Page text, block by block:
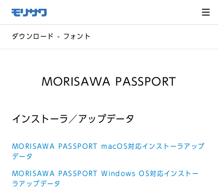
メ
ニュー
飛ばし
へ移動
ダウンロード - フォント
MORISAWA PASSPORT
インストーラ／アップデータ
MORISAWA PASSPORT macOS対応インストーラアップ
データ
MORISAWA PASSPORT Windows OS対応インストー
ラアップデータ